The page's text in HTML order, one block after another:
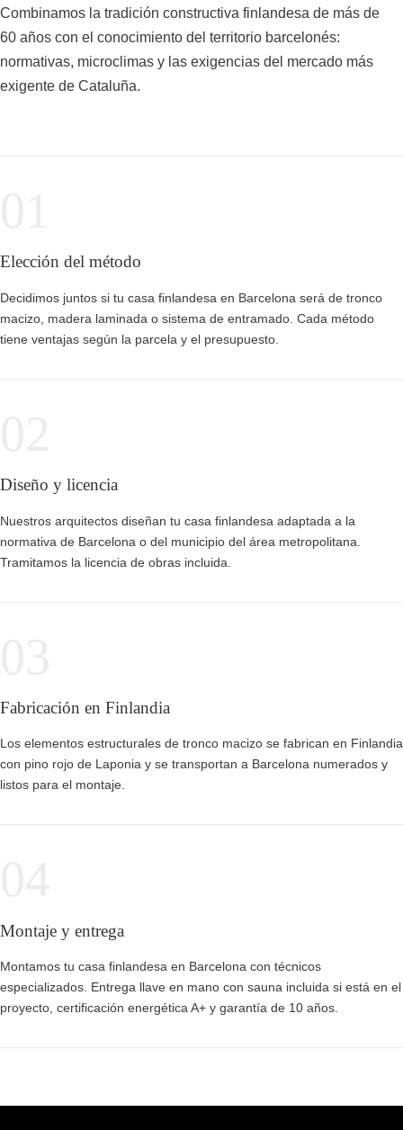
Combinamos la tradición constructiva finlandesa de más de
60 años con el conocimiento del territorio barcelonés:
normativas, microclimas y las exigencias del mercado más
exigente de Cataluña.
Elección del método
Decidimos juntos si tu casa finlandesa en Barcelona será de tronco
macizo, madera laminada o sistema de entramado. Cada método
tiene ventajas según la parcela y el presupuesto.
Diseño y licencia
Nuestros arquitectos diseñan tu casa finlandesa adaptada a la
normativa de Barcelona o del municipio del área metropolitana.
Tramitamos la licencia de obras incluida.
Fabricación en Finlandia
Los elementos estructurales de tronco macizo se fabrican en Finlandia
con pino rojo de Laponia y se transportan a Barcelona numerados y
listos para el montaje.
Montaje y entrega
Montamos tu casa finlandesa en Barcelona con técnicos
especializados. Entrega llave en mano con sauna incluida si está en el
proyecto, certificación energética A+ y garantía de 10 años.